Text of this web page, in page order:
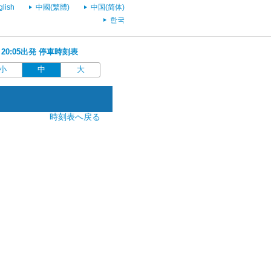
中國(繁體)
中国(简体)
한국
出発 停車時刻表
中 大
時刻表へ戻る